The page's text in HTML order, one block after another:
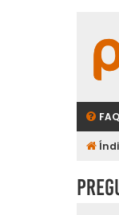
FAQ